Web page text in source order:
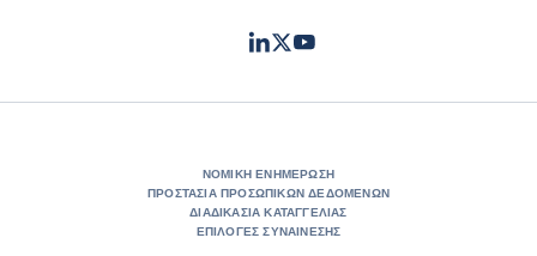
LinkedIn
TwitterYoutube
ΝΟΜΙΚΉ ΕΝΗΜΈΡΩΣΗ
ΠΡΟΣΤΑΣΊΑ ΠΡΟΣΩΠΙΚΏΝ ΔΕΔΟΜΈΝΩΝ
ΔΙΑΔΙΚΑΣΊΑ ΚΑΤΑΓΓΕΛΊΑΣ
ΕΠΙΛΟΓΈΣ ΣΥΝΑΊΝΕΣΗΣ